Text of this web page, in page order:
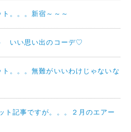
。。。新宿～～～
いい思い出のコーデ♡
。。。無難がいいわけじゃないな
ト記事ですが。。。２月のエアー